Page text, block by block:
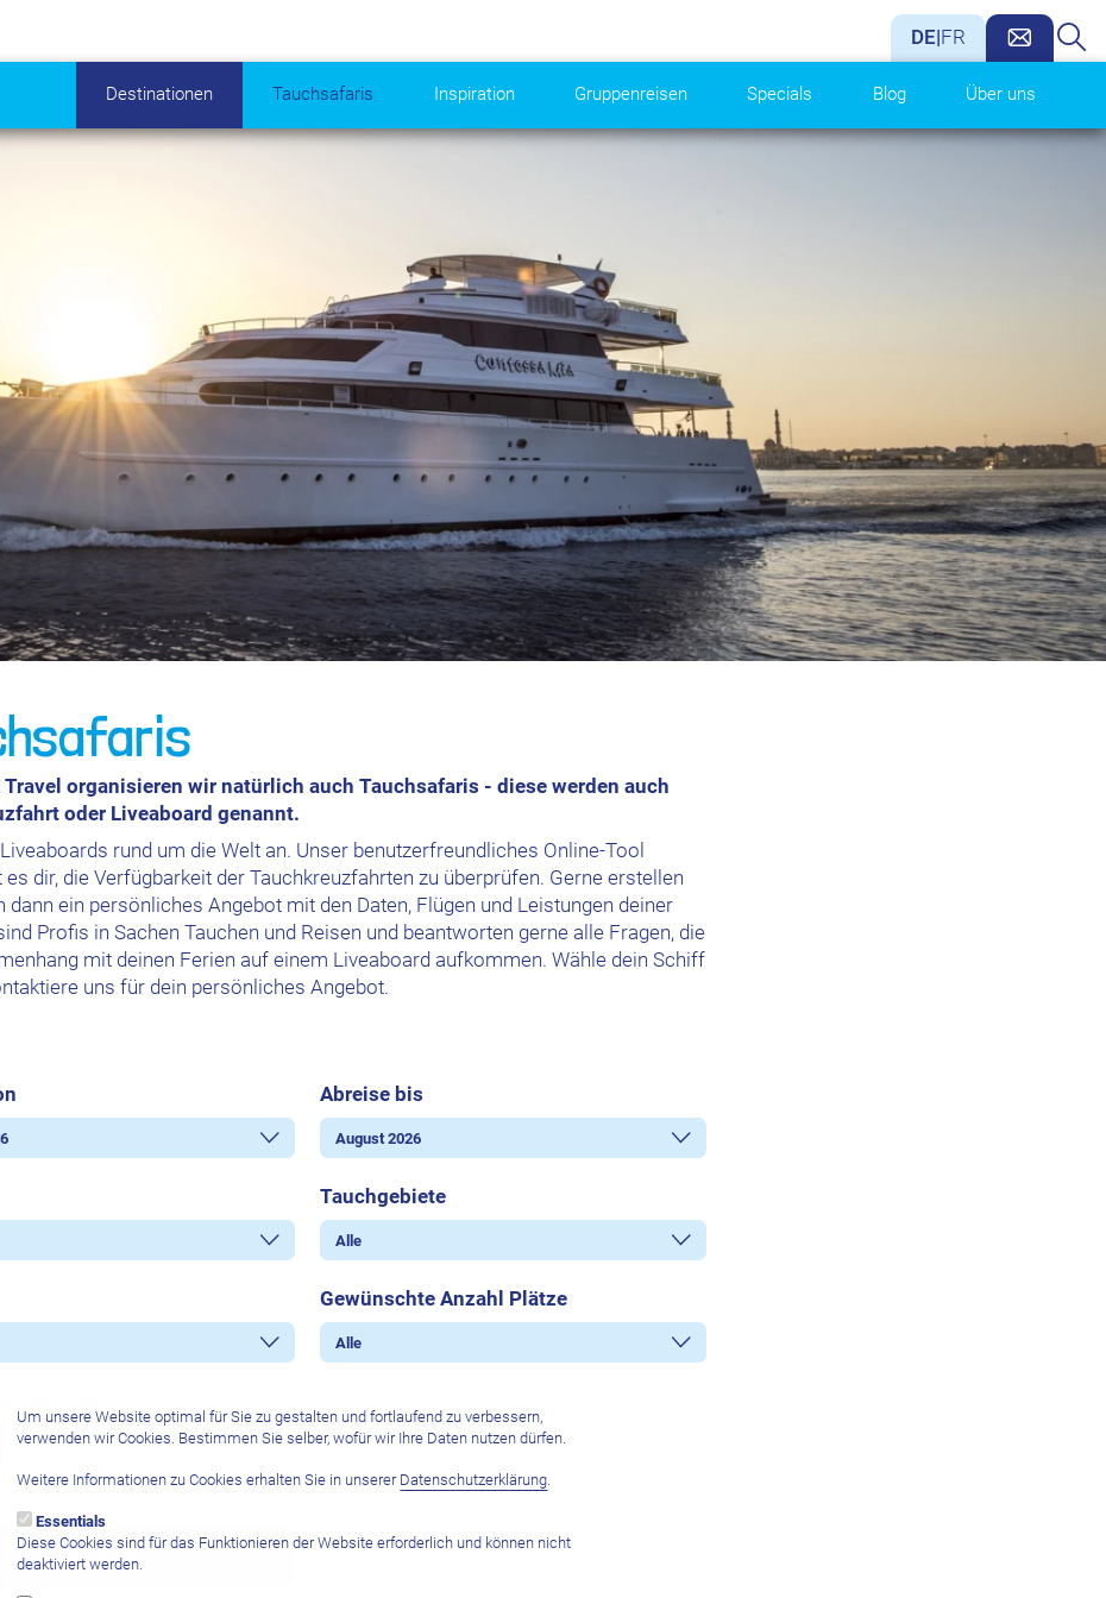
DE|FR
Destinationen Tauchsafaris Inspiration Gruppenreisen Specials Blog Über uns
Travel organisieren wir natürlich auch Tauchsafaris - diese werden auch
oder Liveaboard genannt.
rund um die Welt an. Unser benutzerfreundliches Online-Tool
dir, die Verfügbarkeit der Tauchkreuzfahrten zu überprüfen. Gerne erstellen
dann ein persönliches Angebot mit den Daten, Flügen und Leistungen deiner
Profis in Sachen Tauchen und Reisen und beantworten gerne alle Fragen, die
mit deinen Ferien auf einem Liveaboard aufkommen. Wähle dein Schiff
uns für dein persönliches Angebot.
Abreise bis
Tauchgebiete
Gewünschte Anzahl Plätze
anzeigen
Suchen
Um unsere Website optimal für Sie zu gestalten und fortlaufend zu verbessern,
verwenden wir Cookies. Bestimmen Sie selber, wofür wir Ihre Daten nutzen dürfen.
Weitere Informationen zu Cookies erhalten Sie in unserer Datenschutzerklärung.
Essentials
Diese Cookies sind für das Funktionieren der Website erforderlich und können nicht
deaktiviert werden.